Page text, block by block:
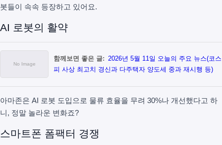
봇들이 속속 등장하고 있어요.
AI 로봇의 활약
함께보면 좋은 글: 2026년 5월 11일 오늘의 주요 뉴스(코스
피 사상 최고치 경신과 다주택자 양도세 중과 재시행 등)
아마존은 AI 로봇 도입으로 물류 효율을 무려 30%나 개선했다고 하
니, 정말 놀라운 변화죠?
스마트폰 폼팩터 경쟁